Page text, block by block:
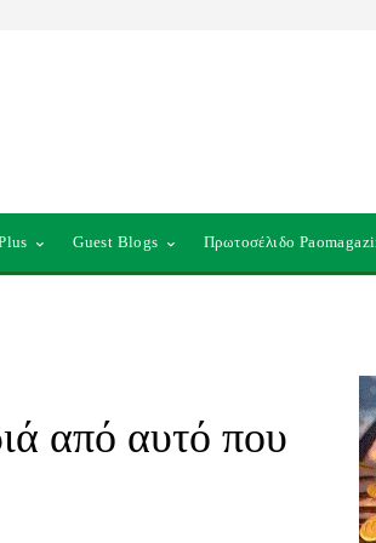
Guest Blogs Πρωτοσέλιδο
από αυτό που